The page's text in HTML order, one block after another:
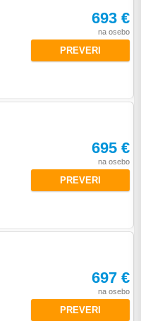
693 €
na osebo
PREVERI
695 €
na osebo
PREVERI
697 €
na osebo
PREVERI